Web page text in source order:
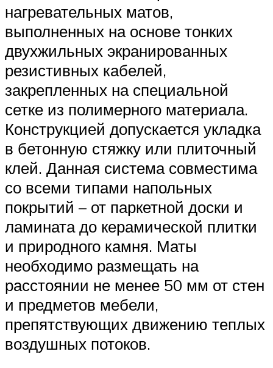
нагревательных матов,
выполненных на основе тонких
двухжильных экранированных
резистивных кабелей,
закрепленных на специальной
сетке из полимерного материала.
Конструкцией допускается укладка
в бетонную стяжку или плиточный
клей. Данная система совместима
со всеми типами напольных
покрытий – от паркетной доски и
ламината до керамической плитки
и природного камня. Маты
необходимо размещать на
расстоянии не менее 50 мм от стен
и предметов мебели,
препятствующих движению теплых
воздушных потоков.